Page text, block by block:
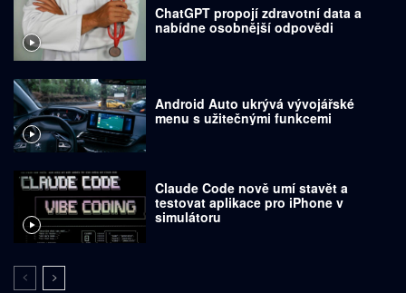
ChatGPT propojí zdravotní data a
nabídne osobnější odpovědi
Android Auto ukrývá vývojářské
menu s užitečnými funkcemi
Claude Code nově umí stavět a
testovat aplikace pro iPhone v
simulátoru